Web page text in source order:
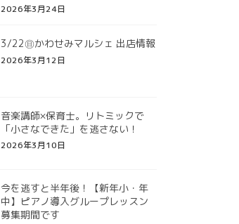
2026年3月24日
3/22㊐かわせみマルシェ 出店情報
2026年3月12日
音楽講師×保育士。リトミックで
「小さなできた」を逃さない！
2026年3月10日
今を逃すと半年後！【新年小・年
中】ピアノ導入グループレッスン
募集期間です